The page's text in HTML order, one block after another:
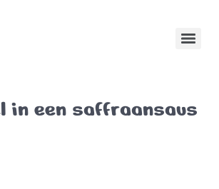
in een saffraansaus